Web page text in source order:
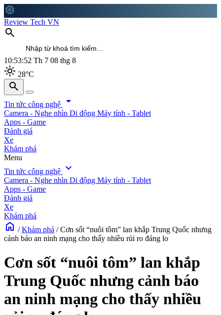
memory
Review Tech VN
search
10:53:53 Th 7 08 thg 8
light_mode 28°C
search
search
Tin tức công nghệ arrow_drop_down
Camera - Nghe nhìn Di động Máy tính - Tablet
Apps - Game
Đánh giá
Xe
Khám phá
Menu
Tin tức công nghệ expand_more
Camera - Nghe nhìn Di động Máy tính - Tablet
Apps - Game
Đánh giá
Xe
Khám phá
home / Khám phá / Cơn sốt “nuôi tôm” lan khắp Trung Quốc nhưng
cảnh báo an ninh mạng cho thấy nhiều rủi ro đáng lo
Cơn sốt “nuôi tôm” lan khắp
Trung Quốc nhưng cảnh báo
an ninh mạng cho thấy nhiều